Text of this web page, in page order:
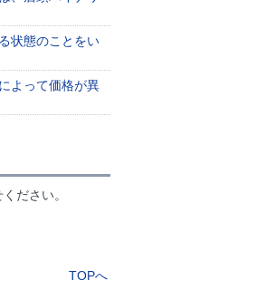
状態のことをい
よって価格が異
ださい。
TOPへ